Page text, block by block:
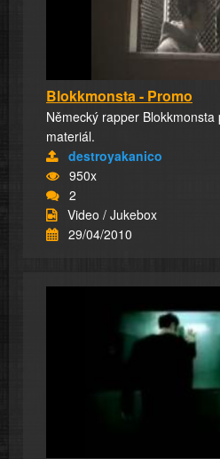
Blokkmonsta - Promo
Německý rapper
materiál.
destroyakanico
950x
2
Video / Jukebox
29/04/2010